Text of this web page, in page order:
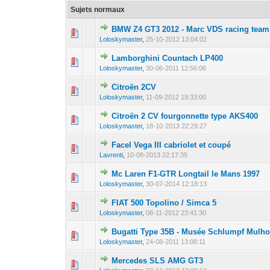
Sujets normaux
BMW Z4 GT3 2012 - Marc VDS racing team
Loloskymaster, 25-10-2012 13:04:02
0 Votes - 0 sur 512
Lamborghini Countach LP400
Loloskymaster,30-06-2011 12:56:06
0 Votes - 0 sur 5
Citroën 2CV
Loloskymaster, 11-09-2012 19:33:00
Citroën 2 CV fourgonnette type AKS400
Loloskymaster, 18-10-2013 22:29:27
0 Votes - 0 sur 5
Facel Vega III cabriolet et coupé
Lavrenti 10-08-2013 22:17:35
0 Votes - 0 sur 5
Mc Laren F1-GTR Longtail le Mans 1997
Loloskymaster,30-07-2014 12:18:13
0 Votes - 0 sur 5
FIAT 500 Topolino / Simca 5
Loloskymaster,08-11-2012 23:41:30
0 Votes - 0 sur 5
Bugatti Type 35B - Musée Schlumpf
Loloskymaster,24-08-2011 13:08:11
0 Votes - 0 sur 512
Mercedes SLS AMG GT3